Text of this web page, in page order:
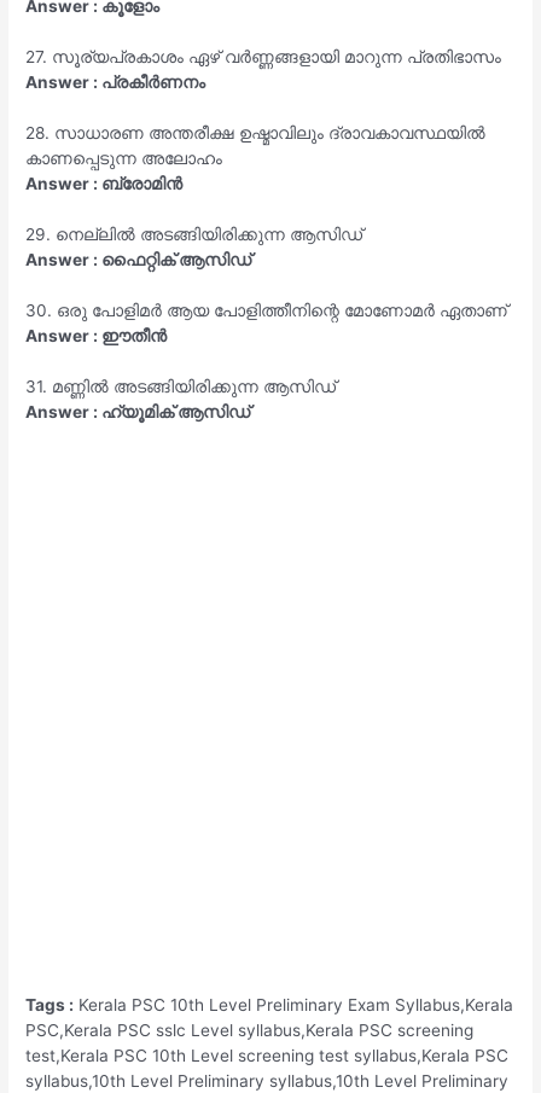
Answer : കൂളോം
27. സൂര്യപ്രകാശം ഏഴ് വർണ്ണങ്ങളായി മാറുന്ന പ്രതിഭാസം
Answer : പ്രകീർണനം
28. സാധാരണ അന്തരീക്ഷ ഉഷ്മാവിലും ദ്രാവകാവസ്ഥയിൽ
കാണപ്പെടുന്ന അലോഹം
Answer : ബ്രോമിൻ
29. നെല്ലിൽ അടങ്ങിയിരിക്കുന്ന ആസിഡ്
Answer : ഫൈറ്റിക് ആസിഡ്
30. ഒരു പോളിമർ ആയ പോളിത്തീനിന്റെ മോണോമർ ഏതാണ്
Answer : ഈതീൻ
31. മണ്ണിൽ അടങ്ങിയിരിക്കുന്ന ആസിഡ്
Answer : ഹ്യൂമിക് ആസിഡ്
Tags : Kerala PSC 10th Level Preliminary Exam Syllabus,Kerala
PSC,Kerala PSC sslc Level syllabus,Kerala PSC screening
test,Kerala PSC 10th Level screening test syllabus,Kerala PSC
syllabus,10th Level Preliminary syllabus,10th Level Preliminary